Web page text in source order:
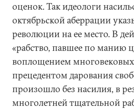
оценок. Так идеологи
октябрьской аберрации
революции на ее место. В
«рабство, павшее по манию
воплощением
прецедентом дарования
произошло без насилия, в
многолетней тщательной